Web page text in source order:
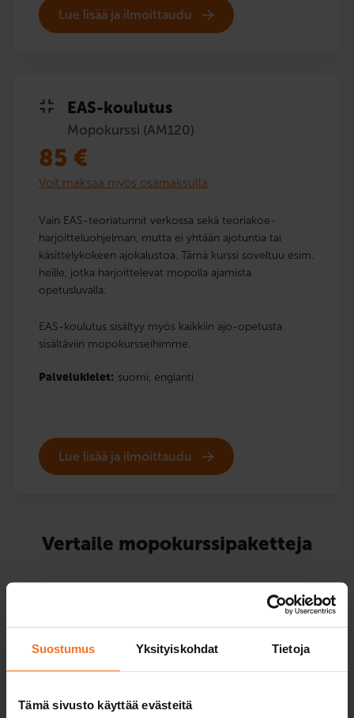
Suostumus Yksityiskohdat Tietoja
Tämä sivusto käyttää evästeitä
Lue lisää ja ilmoittaudu
EAS-koulutus
Mopokurssi (AM120)
85 €
Voit maksaa myös osamaksulla
Vain EAS-teoriatunnit verkossa sekä teoriakoe­
harjoittelu­ohjelman, mutta ei yhtään ajotuntia tai
käsittelykokeen ajokalustoa. Tämä kurssi soveltuu esim.
heille, jotka harjoittelevat mopolla ajamista
opetusluvalla.
EAS-koulutus sisältyy myös kaikkiin ajo-opetusta
sisältäviin mopokursseihimme.
Palvelukielet: suomi, englanti
Lue lisää ja ilmoittaudu
Vertaile mopokurssipaketteja
EAS-koulutus
teoriatunnit verkossa ja
Mini
sinulle, jolla on